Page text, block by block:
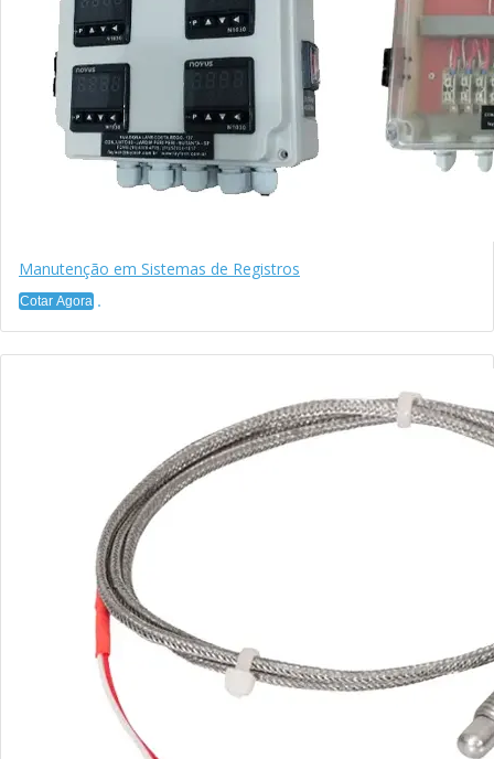
Manutenção em Sistemas de Registros
Cotar Agora